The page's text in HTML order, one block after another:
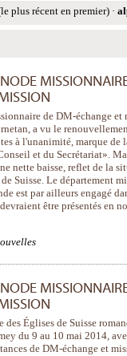
plus récent en premier) ·
de DM-échange et
a vu le
à l'unanimité, marque de
et du Secrétariat».
nette baisse, reflet de la
Suisse. Le département
est par ailleurs engagé
être présentés en
Églises de Suisse
du 9 au 10 mai 2014,
de DM-échange et